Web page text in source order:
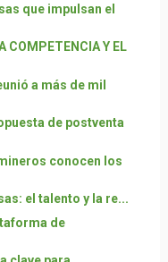
que impulsan el
COMPETENCIA Y EL
a más de mil
de postventa
conocen los
el talento y la re...
de